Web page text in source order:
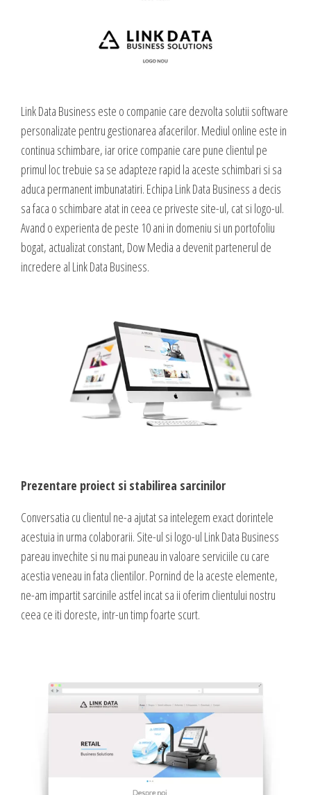
valoare produselor sau serviciilor cu care vii in fata clientilor tai.
Dow Media - Timisoara
Strada. Johann Heinrich Pestalozzi, Nr. 3-5
Romania, Timisoara
0356 44 24 24
Dow Media Consulting - Bucuresti
Spl. Independentei, Nr. 273
Bucuresti, Sector 6
Redactare articole
Clipuri video promovare
E-mail marketing
Realizare / Administrare pagina Facebook
Servicii Copywriting
Servicii PR
Campanii integrate
Corporate blogging
DESIGN & PRINTING
Identitate vizuala, imagine
Grafica publicitara
Grafica pentru print
Fotografie digitala
Link Data Business este o companie care dezvolta solutii software
personalizate pentru gestionarea afacerilor. Mediul online este in
continua schimbare, iar orice companie care pune clientul pe
primul loc trebuie sa se adapteze rapid la aceste schimbari si sa
aduca permanent imbunatatiri. Echipa Link Data Business a decis
sa faca o schimbare atat in ceea ce priveste site-ul, cat si logo-ul.
Avand o experienta de peste 10 ani in domeniu si un portofoliu
bogat, actualizat constant, Dow Media a devenit partenerul de
incredere al Link Data Business.
Prezentare proiect si stabilirea sarcinilor
Conversatia cu clientul ne-a ajutat sa intelegem exact dorintele
acestuia in urma colaborarii. Site-ul si logo-ul Link Data Business
pareau invechite si nu mai puneau in valoare serviciile cu care
acestia veneau in fata clientilor. Pornind de la aceste elemente,
ne-am impartit sarcinile astfel incat sa ii oferim clientului nostru
ceea ce iti doreste, intr-un timp foarte scurt.